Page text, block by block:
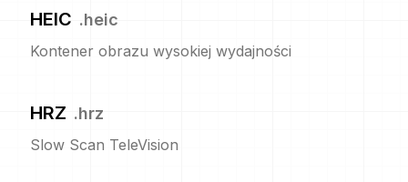
HEIC .heic
Kontener obrazu wysokiej wydajności
HRZ .hrz
Slow Scan TeleVision